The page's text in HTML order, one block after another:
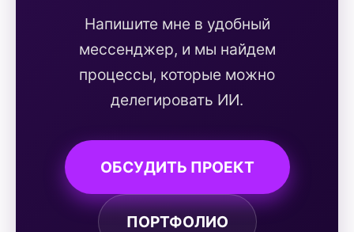
Напишите мне в удобный
мессенджер, и мы найдем
процессы, которые можно
делегировать ИИ.
ОБСУДИТЬ ПРОЕКТ
ПОРТФОЛИО